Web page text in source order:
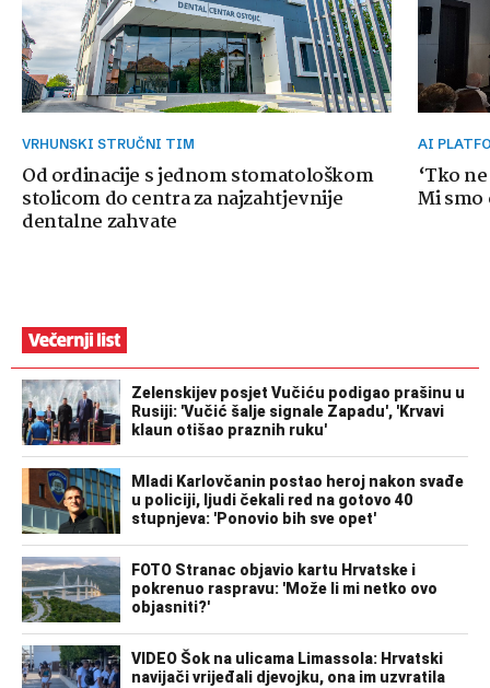
VRHUNSKI STRUČNI TIM
Od ordinacije s jednom stomatološkom
stolicom do centra za najzahtjevnije
dentalne zahvate
AI
‘Tko
Mi